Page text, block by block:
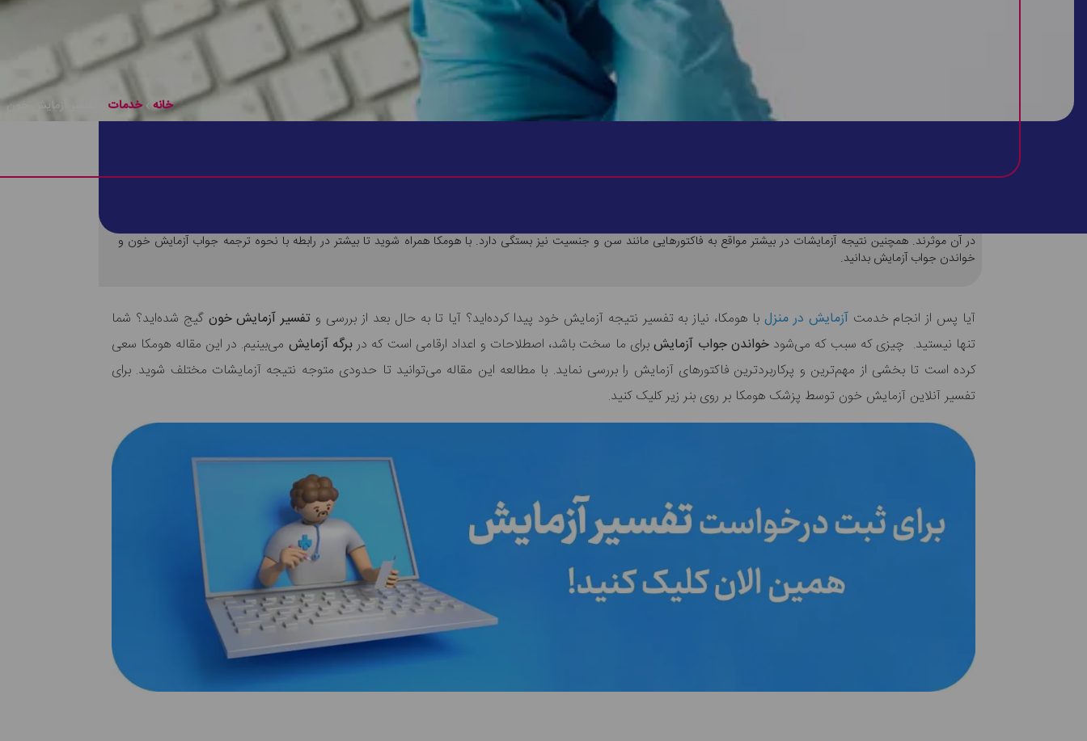
خانه خدمات تفسیر آزمایش خون
در آن موثرند. همچنین نتیجه آزمایشات در بیشتر مواقع به فاکتورهایی مانند سن و جنسیت نیز بستگی دارد. با هومکا همراه شوید تا بیشتر در رابطه با نحوه ترجمه جواب آزمایش خون و
خواندن جواب آزمایش بدانید.
آیا پس از انجام خدمتآزمایش در منزل با هومکا، نیاز به تفسیر نتیجه آزمایش خود پیدا کرده‌اید؟ آیا تا به حال بعد از بررسی و تفسیر آزمایش خون گیج شده‌اید؟ شما
تنها نیستید. چیزی که سبب که می‌شودخواندن جواب آزمایشبرای ما سخت باشد، اصطلاحات و اعداد ارقامی است که دربرگه آزمایش می‌بینیم. در این مقاله هومکا سعی
کرده است تا بخشی از مهم‌ترین و پرکاربردترین فاکتورهای آزمایش را بررسی نماید. با مطالعه این مقاله می‌توانید تا حدودی متوجه نتیجه آزمایشات مختلف شوید. برای
تفسیر آنلاین آزمایش خون توسط پزشک هومکا بر روی بنر زیر کلیک کنید.